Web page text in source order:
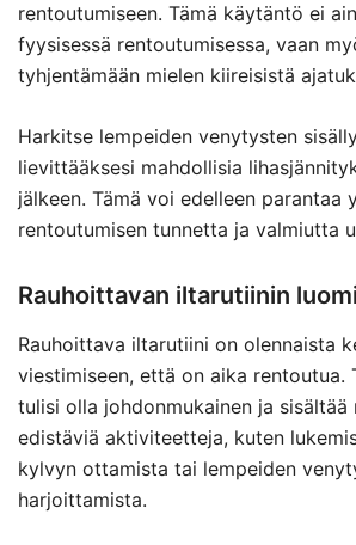
rentoutumiseen. Tämä käytäntö ei
fyysisessä rentoutumisessa, vaan
tyhjentämään mielen kiireisistä
Harkitse lempeiden venytysten
lievittääksesi mahdollisia
jälkeen. Tämä voi edelleen parantaa
rentoutumisen tunnetta ja valmiutta
Rauhoittavan iltarutiinin
Rauhoittava iltarutiini on olennaista
viestimiseen, että on aika rentoutua.
tulisi olla johdonmukainen ja sisältää
edistäviä aktiviteetteja, kuten
kylvyn ottamista tai lempeiden
harjoittamista.